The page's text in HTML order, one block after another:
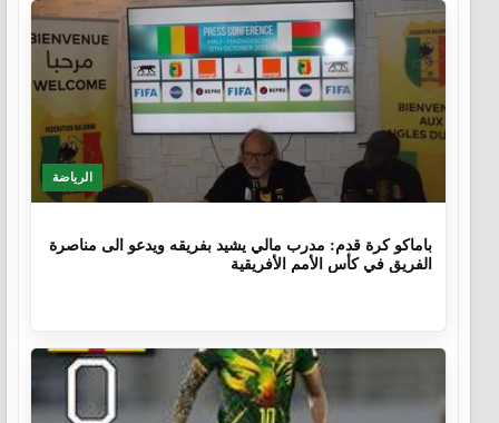
الرياضة
باماكو كرة قدم: مدرب مالي يشيد بفريقه ويدعو الى مناصرة
الفريق في كأس الأمم الأفريقية